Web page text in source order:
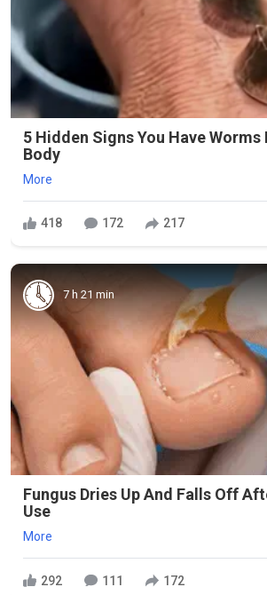
5 Hidden Signs You Have Worms
Body
More
418 172 217
7 h 21 min
Fungus Dries Up And Falls Off
Use
More
292 111 172